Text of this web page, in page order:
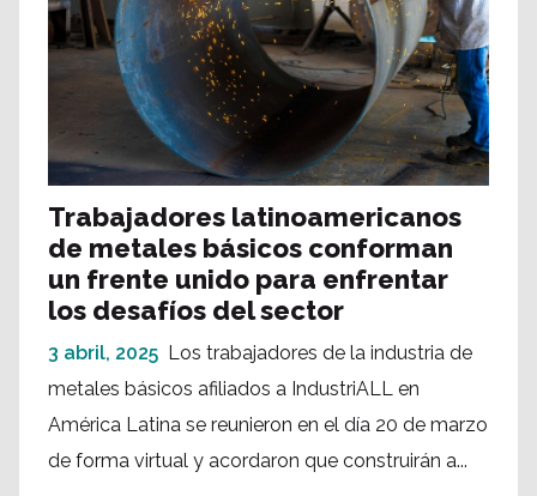
Trabajadores latinoamericanos
de metales básicos conforman
un frente unido para enfrentar
los desafíos del sector
3 abril, 2025 Los trabajadores de la industria de
metales básicos afiliados a IndustriALL en
América Latina se reunieron en el día 20 de marzo
de forma virtual y acordaron que construirán a...